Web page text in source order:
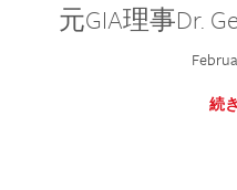
元GIA理事Dr.
続